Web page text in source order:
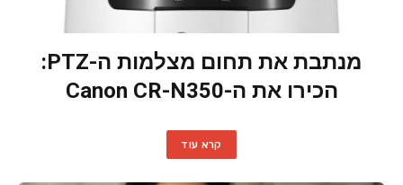
מנתבת את תחום מצלמות ה-PTZ:
הכירו את ה-Canon CR-N350
קרא עוד